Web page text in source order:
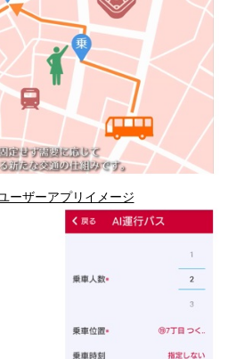
ーザーアプリイメージ